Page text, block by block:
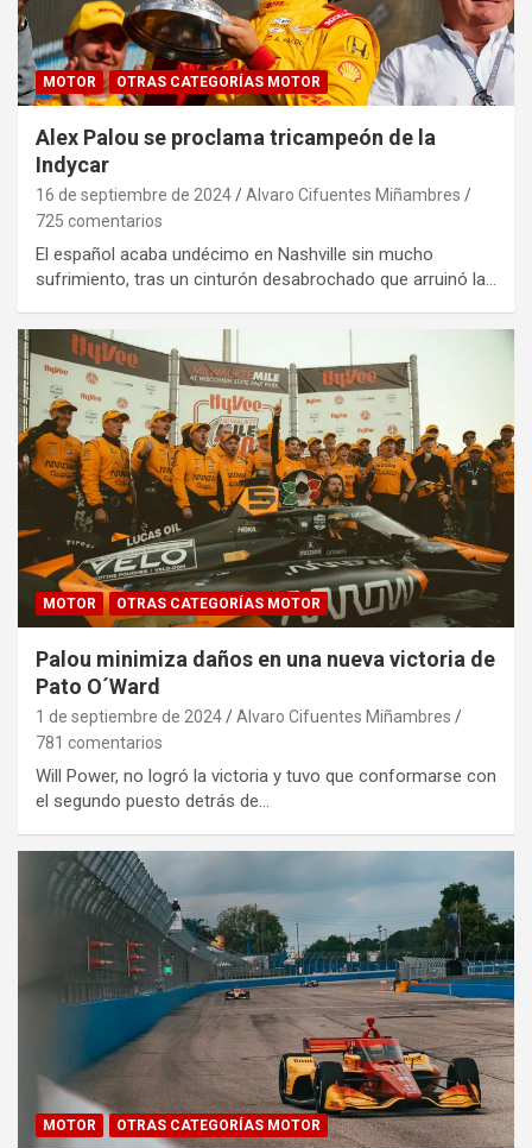
MOTOR OTRAS CATEGORÍAS MOTOR
Alex Palou se proclama tricampeón de la
Indycar
16 de septiembre de 2024
Alvaro Cifuentes Miñambres
725 comentarios
El español acaba undécimo en Nashville sin mucho
sufrimiento, tras un cinturón desabrochado que arruinó la…
MOTOR OTRAS CATEGORÍAS MOTOR
Palou minimiza daños en una nueva victoria de
Pato O´Ward
1 de septiembre de 2024
Alvaro Cifuentes Miñambres
781 comentarios
Will Power, no logró la victoria y tuvo que conformarse con
el segundo puesto detrás de…
MOTOR OTRAS CATEGORÍAS MOTOR